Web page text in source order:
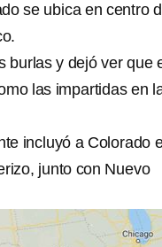
se ubica en centro
burlas y dejó ver que
las impartidas en
incluyó a Colorado
junto con Nuevo